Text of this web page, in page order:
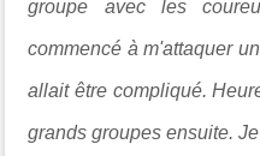
groupe avec les
commencé à m'attaquer
allait être compliqué.
grands groupes ensuite.